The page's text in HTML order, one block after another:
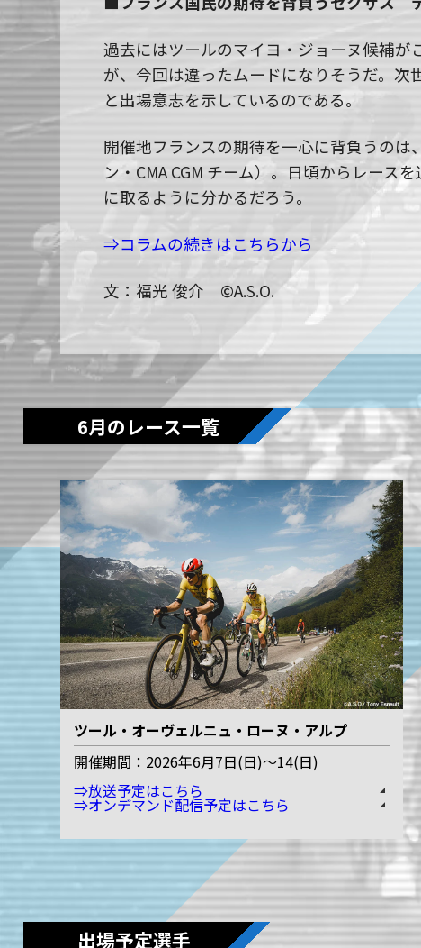
過去にはツールのマイヨ・ジョーヌ候補が
が、今回は違ったムードになりそうだ。次
と出場意志を示しているのである。
開催地フランスの期待を一心に背負うのは
ン・CMA CGM チーム）。日頃からレース
に取るように分かるだろう。
⇒コラムの続きはこちらから
文：福光 俊介 ©A.S.O.
6月のレース一覧
ツール・オーヴェルニュ・ローヌ・アルプ
開催期間：2026年6月7日(日)～14(日)
⇒放送予定はこちら
⇒オンデマンド配信予定はこちら
出場予定選手